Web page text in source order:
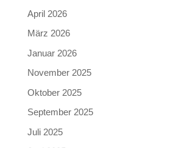
April 2026
März 2026
Januar 2026
November 2025
Oktober 2025
September 2025
Juli 2025